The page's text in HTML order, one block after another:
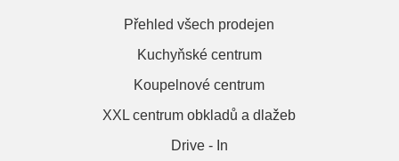
Přehled všech prodejen
Kuchyňské centrum
Koupelnové centrum
XXL centrum obkladů a dlažeb
Drive - In